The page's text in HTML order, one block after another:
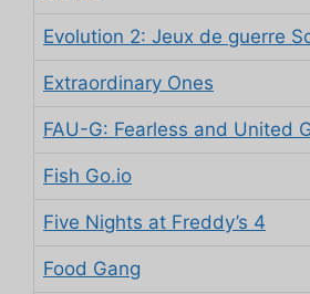
Evolution 2: Jeux de guerre
Extraordinary Ones
FAU-G: Fearless and United
Fish Go.io
Five Nights at Freddy’s 4
Food Gang